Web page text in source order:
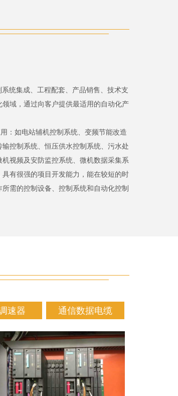
统集成、工程配套、产品销售、技术支
域，通过向客户提供最适用的自动化产
：如电站辅机控制系统、变频节能改造
控制系统、恒压供水控制系统、污水处
视频及安防监控系统、微机数据采集系
有很强的项目开发能力，能在较短的时
需的控制设备、控制系统和自动化控制
速器 通信数据电缆